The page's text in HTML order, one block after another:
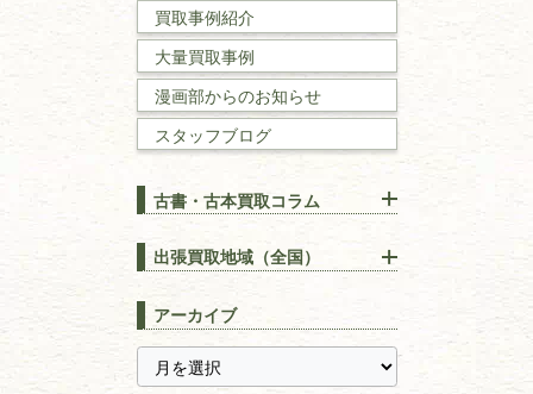
理工書
数学書・物理学書
建築書
漢方・鍼灸・東洋医学
易学・占い
スピリチュアル・
全集・
買取事例紹介
大量買取事例
漫画部からのお知らせ
スタッフブログ
古書・古本買取コラム
【出張買取】古本の大量買取
りOK！効率的に売る方法
長島書店の便利な買取サービ
ス
【持ち込み買取】店頭で簡単
に古本を売るメリットとは？
出張買取地域（全国）
千葉県
神奈川県
静岡県
アーカイブ